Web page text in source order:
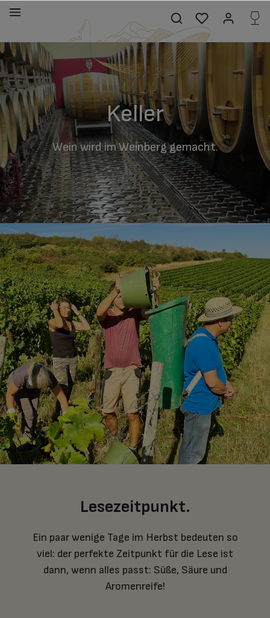
springen
Keller
Wein wird im Weinberg gemacht.
Lesezeitpunkt.
Ein paar wenige Tage im Herbst bedeuten so
viel: der perfekte Zeitpunkt für die Lese ist
dann, wenn alles passt: Süße, Säure und
Aromenreife!